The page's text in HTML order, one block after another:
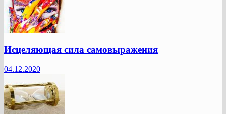
Исцеляющая сила самовыражения
04.12.2020